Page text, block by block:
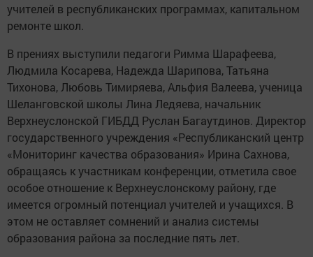
учителей в республиканских программах, капитальном
ремонте школ.
В прениях выступили педагоги Римма Шарафеева,
Людмила Косарева, Надежда Шарипова, Татьяна
Тихонова, Любовь Тимиряева, Альфия Валеева, ученица
Шеланговской школы Лина Ледяева, начальник
Верхнеуслонской ГИБДД Руслан Багаутдинов. Директор
государственного учреждения «Республиканский центр
«Мониторинг качества образования» Ирина Сахнова,
обращаясь к участникам конференции, отметила свое
особое отношение к Верхнеуслонскому району, где
имеется огромный потенциал учителей и учащихся. В
этом не оставляет сомнений и анализ системы
образования района за последние пять лет.